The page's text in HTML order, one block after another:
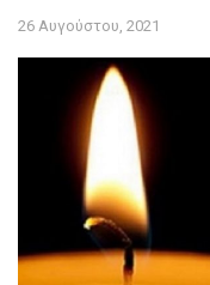
26 Αυγούστου, 2021